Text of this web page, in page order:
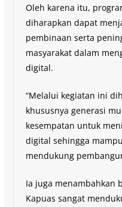
Oleh karena itu,
diharapkan dapat
pembinaan serta
masyarakat dalam
digital.
“Melalui kegiatan ini
khususnya generasi
kesempatan untuk
digital sehingga
mendukung
Ia juga menambahkan
Kapuas sangat